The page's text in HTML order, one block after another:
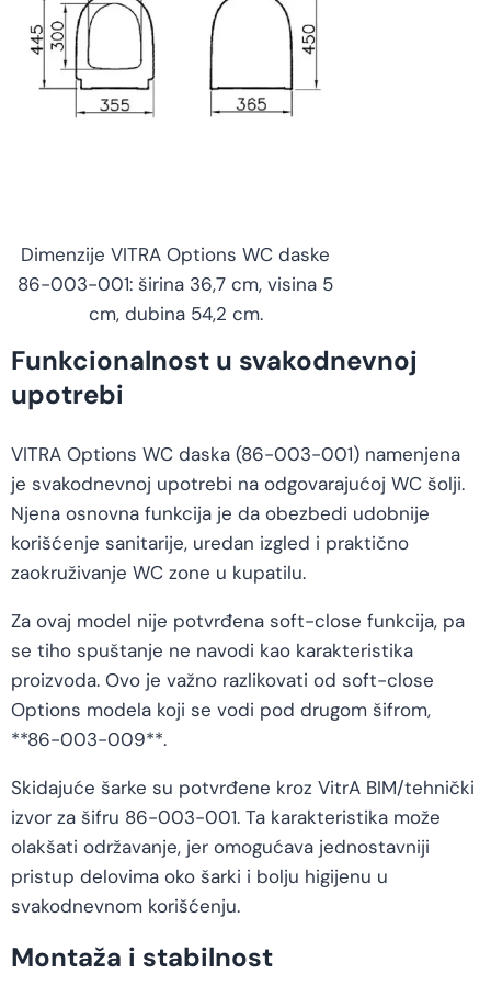
Dimenzije VITRA Options WC daske
86-003-001: širina 36,7 cm, visina 5
cm, dubina 54,2 cm.
Funkcionalnost u svakodnevnoj
upotrebi
VITRA Options WC daska (86-003-001) namenjena
je svakodnevnoj upotrebi na odgovarajućoj WC šolji.
Njena osnovna funkcija je da obezbedi udobnije
korišćenje sanitarije, uredan izgled i praktično
zaokruživanje WC zone u kupatilu.
Za ovaj model nije potvrđena soft-close funkcija, pa
se tiho spuštanje ne navodi kao karakteristika
proizvoda. Ovo je važno razlikovati od soft-close
Options modela koji se vodi pod drugom šifrom,
**86-003-009**.
Skidajuće šarke su potvrđene kroz VitrA BIM/tehnički
izvor za šifru 86-003-001. Ta karakteristika može
olakšati održavanje, jer omogućava jednostavniji
pristup delovima oko šarki i bolju higijenu u
svakodnevnom korišćenju.
Montaža i stabilnost